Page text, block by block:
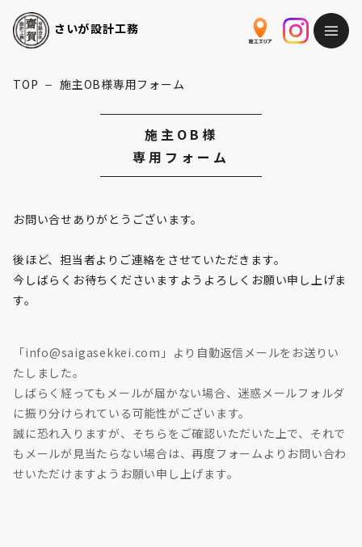
さいが設計工務
TOP ー 施主OB様専用フォーム
施主OB様
専用フォーム
お問い合せありがとうございます。
後ほど、担当者よりご連絡をさせていただきます。
今しばらくお待ちくださいますようよろしくお願い申し上げま
す。
「info@saigasekkei.com」より自動返信メールをお送りい
たしました。
しばらく経ってもメールが届かない場合、迷惑メールフォルダ
に振り分けられている可能性がございます。
誠に恐れ入りますが、そちらをご確認いただいた上で、それで
もメールが見当たらない場合は、再度フォームよりお問い合わ
せいただけますようお願い申し上げます。